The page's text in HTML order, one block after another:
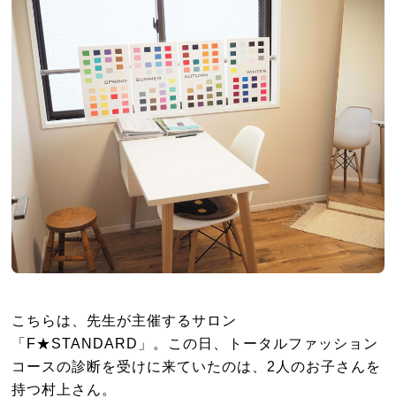
こちらは、先生が主催するサロン
「F★STANDARD」。この日、トータルファッション
コースの診断を受けに来ていたのは、2人のお子さんを
持つ村上さん。